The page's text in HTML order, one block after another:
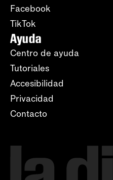
Facebook
TikTok
Ayuda
Centro de ayuda
Tutoriales
Accesibilidad
Privacidad
Contacto